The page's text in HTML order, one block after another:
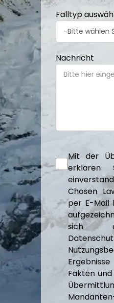
Falltyp
Nachricht
Mit der
erklären
Chosen
per E-Mail
sich
Fakten